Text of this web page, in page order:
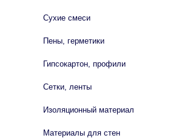
Сухие смеси
Пены, герметики
Гипсокартон, профили
Сетки, ленты
Изоляционный материал
Материалы для стен